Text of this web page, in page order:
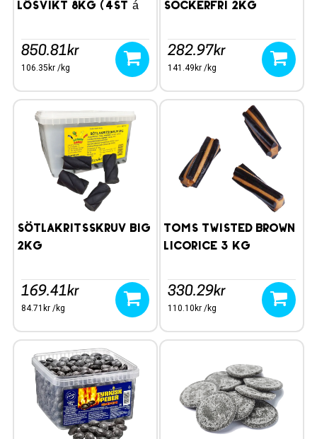
lösvikt 8kg (4st á
850.81kr
106.35kr /kg
Sockerfri 2kg
282.97kr
141.49kr /kg
Sötlakritsskruv Big
2kg
169.41kr
84.71kr /kg
Toms Twisted Brown
Licorice 3 kg
330.29kr
110.10kr /kg